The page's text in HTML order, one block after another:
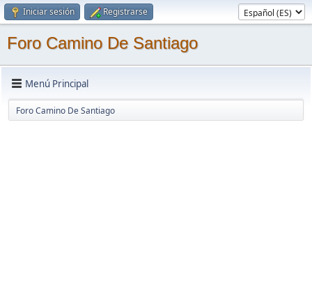
Iniciar sesión Registrarse
Foro Camino De Santiago
Menú Principal
Foro Camino De Santiago